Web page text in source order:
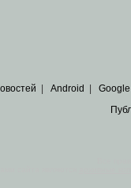
Android Google